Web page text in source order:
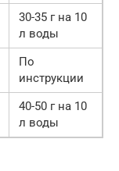
30-35 г на 10
л воды
По
инструкции
40-50 г на 10
л воды